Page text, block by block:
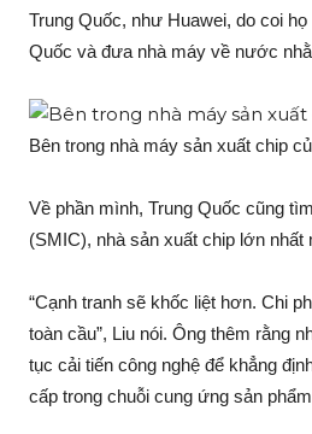
Trung Quốc, như Huawei, do coi
Quốc và đưa nhà máy về nước
Bên trong nhà máy sản xuất chip
Về phần mình, Trung Quốc cũng
(SMIC), nhà sản xuất chip lớn
“Cạnh tranh sẽ khốc liệt hơn. Chi
toàn cầu”, Liu nói. Ông thêm rằng
tục cải tiến công nghệ để khẳng
cấp trong chuỗi cung ứng sản